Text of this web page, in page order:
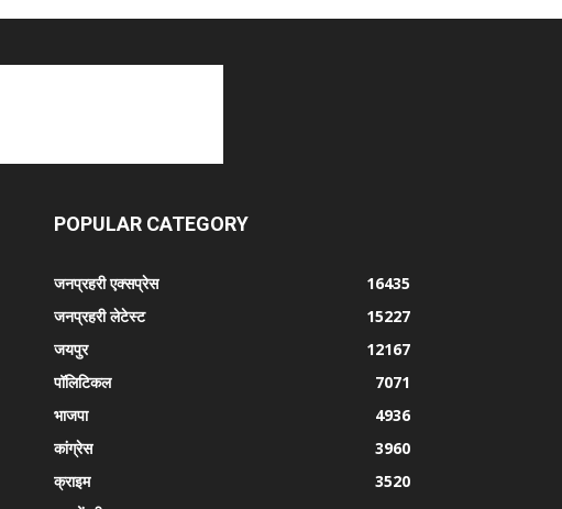
POPULAR CATEGORY
जनप्रहरी एक्सप्रेस
16435
जनप्रहरी लेटेस्ट
15227
जयपुर
12167
पॉलिटिकल
7071
भाजपा
4936
कांग्रेस
3960
क्राइम
3520